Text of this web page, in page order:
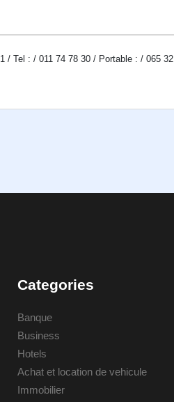
/ Tel : / 011 74 78 30 / Portable : / 065 32
Categories
Banque
Business
Hotels
Achat et location de vehicule
Immobilier